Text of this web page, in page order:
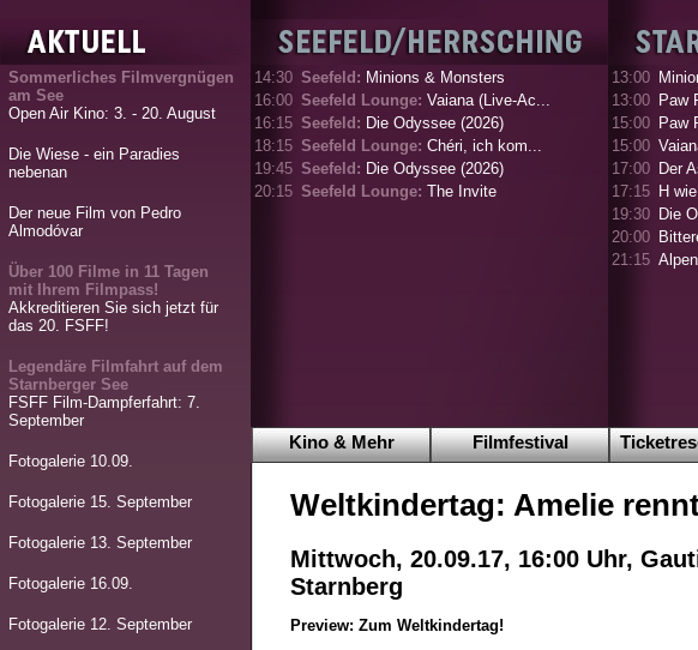
Sommerliches Filmvergnügen
am See
Open Air Kino: 3. - 20. August
Die Wiese - ein Paradies
nebenan
Der neue Film von Pedro
Almodóvar
Über 100 Filme in 11 Tagen
mit Ihrem Filmpass!
Akkreditieren Sie sich jetzt für
das 20. FSFF!
Legendäre Filmfahrt auf dem
Starnberger See
FSFF Film-Dampferfahrt: 7.
September
Fotogalerie 10.09.
Fotogalerie 15. September
Fotogalerie 13. September
Fotogalerie 16.09.
Fotogalerie 12. September
14:30 Seefeld: Minions & Monsters
16:00 Seefeld Lounge: Vaiana (Live-Ac...
16:15 Seefeld: Die Odyssee (2026)
18:15 Seefeld Lounge: Chéri, ich kom...
19:45 Seefeld: Die Odyssee (2026)
20:15 Seefeld Lounge: The Invite
13:00
13:00 Paw
15:00 Paw
15:00
17:00 Der
17:15 H
19:30 Die
20:00
21:15
Kino & Mehr Filmfestival
Weltkindertag: Amelie
Mittwoch, 20.09.17, 16:00 Uhr,
Starnberg
Preview: Zum Weltkindertag!